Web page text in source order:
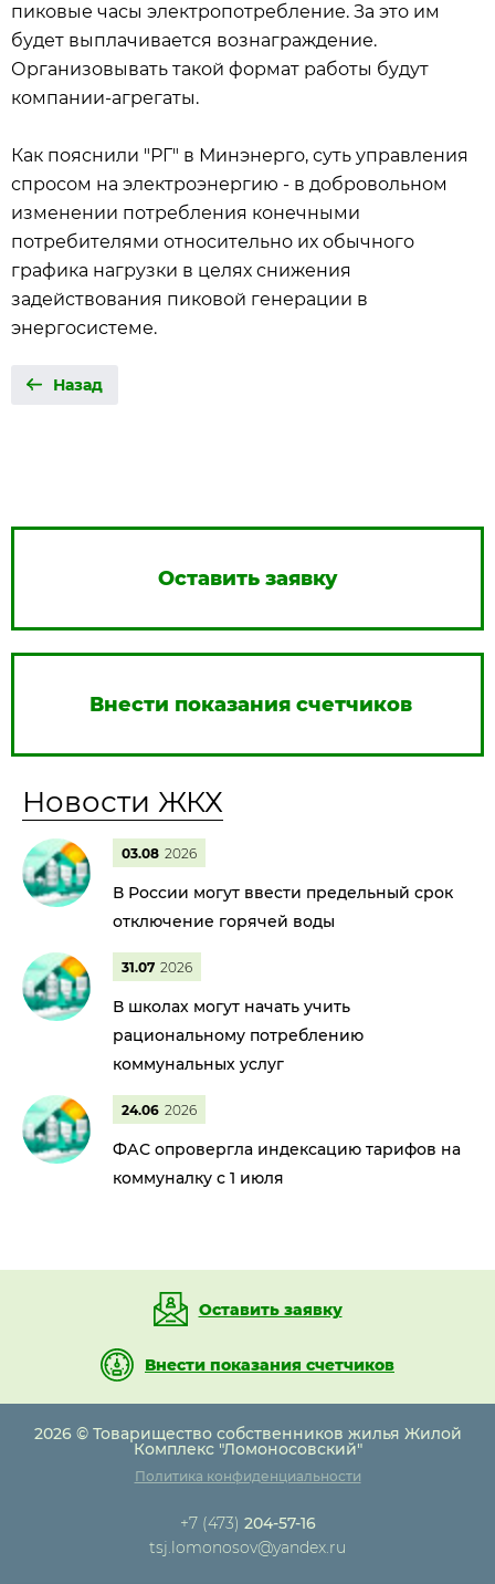
пиковые часы электропотребление. За это им
будет выплачивается вознаграждение.
Организовывать такой формат работы будут
компании-агрегаты.
Как пояснили "РГ" в Минэнерго, суть управления
спросом на электроэнергию - в добровольном
изменении потребления конечными
потребителями относительно их обычного
графика нагрузки в целях снижения
задействования пиковой генерации в
энергосистеме.
Назад
Оставить заявку
Внести показания счетчиков
Новости ЖКХ
03.08 2026
В России могут ввести предельный срок
отключение горячей воды
31.07 2026
В школах могут начать учить
рациональному потреблению
коммунальных услуг
24.06 2026
ФАС опровергла индексацию тарифов на
коммуналку с 1 июля
Оставить заявку
Внести показания счетчиков
2026 © Товарищество собственников жилья Жилой
Комплекс "Ломоносовский"
Политика конфиденциальности
+7 (473) 204-57-16
tsj.lomonosov@yandex.ru